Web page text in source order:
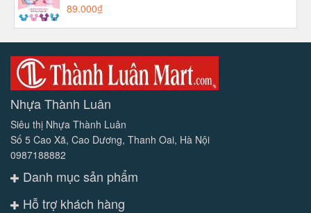
89.000₫
Nhựa Thành Luân
Siêu thị Nhựa Thành Luân
Số 5 Cao Xã, Cao Dương, Thanh Oai, Hà Nội
0987188882
Danh mục sản phẩm
Hỗ trợ khách hàng